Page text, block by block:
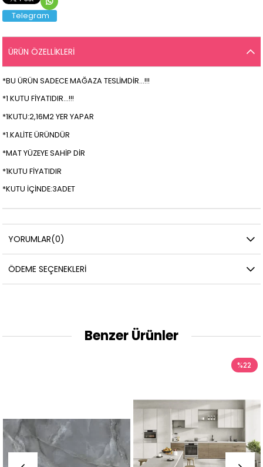
Telegram
ÜRÜN ÖZELLIKLERI
*BU ÜRÜN SADECE MAĞAZA TESLİMDİR...!!!
*1 KUTU FİYATIDIR...!!!
*1KUTU:2,16M2 YER YAPAR
*1.KALİTE ÜRÜNDÜR
*MAT YÜZEYE SAHİP DİR
*1KUTU FİYATIDIR
*KUTU İÇİNDE:3ADET
YORUMLAR(0)
ÖDEME SEÇENEKLERI
Benzer Ürünler
%22